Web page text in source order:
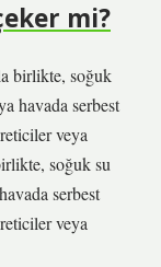
mi?
birlikte, soğuk
havada serbest
veya
soğuk su
serbest
veya